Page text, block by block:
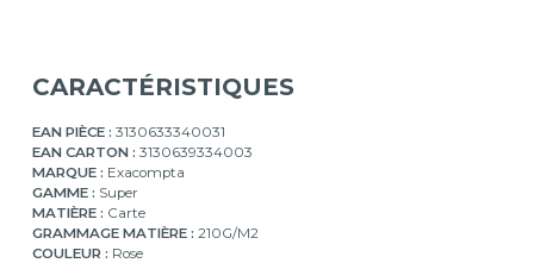
CARACTÉRISTIQUES
EAN PIÈCE : 3130633340031
EAN CARTON : 3130639334003
MARQUE : Exacompta
GAMME : Super
MATIÈRE : Carte
GRAMMAGE MATIÈRE : 210G/M2
COULEUR : Rose